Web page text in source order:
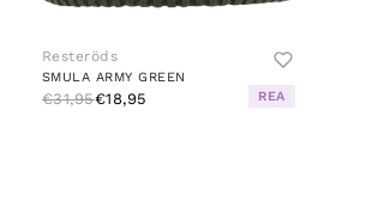
Resteröds
SMULA ARMY GREEN
€31,95€18,95 REA